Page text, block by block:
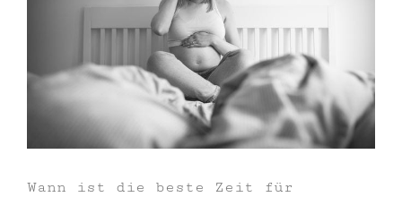
Wann ist die beste Zeit für